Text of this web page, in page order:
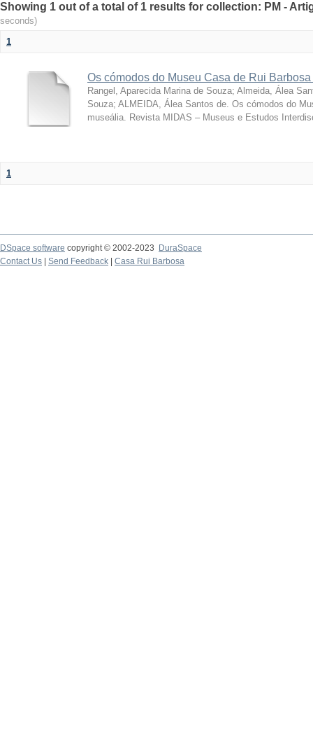
Showing 1 out of a total of 1 results for collection: PM -
seconds)
1
Os cómodos do Museu Casa de Rui
Rangel, Aparecida Marina de Souza; Almeida, Álea
Souza; ALMEIDA, Álea Santos de. Os cómodos do
museália. Revista MIDAS – Museus e Estudos
1
DSpace software copyright © 2002-2023
DuraSpace
Contact Us
Send Feedback Casa Rui Barbosa